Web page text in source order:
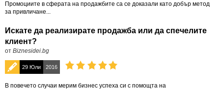
Промоциите в сферата на продажбите са се доказали като добър метод
за привличане...
Искате да реализирате продажба или да спечелите
клиент?
от Biznesidei.bg
29 Юли 2016
В повечето случаи мерим бизнес успеха си с помощта на